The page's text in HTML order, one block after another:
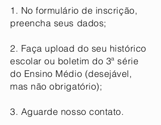
1. No formulário de inscrição,
preencha seus dados;
2. Faça upload do seu histórico
escolar ou boletim do 3ª série
do Ensino Médio (desejável,
mas não obrigatório);
3. Aguarde nosso contato.